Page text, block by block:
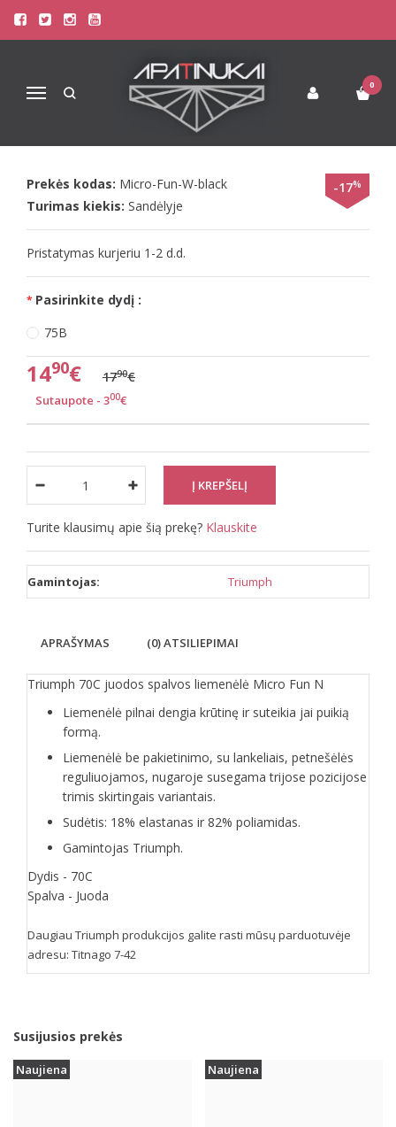
Navigacija
0
Pagrindinis Liemenėlės
Triumph Liemenėlės
TRIUMPH 70C JUODOS SPALVOS
LIEMENĖLĖ MICRO FUN N
-17%
Prekės kodas: Micro-Fun-W-black
Turimas kiekis: Sandėlyje
Pristatymas kurjeriu 1-2 d.d.
Pasirinkite dydį :
75B
1490€ 1790€
Sutaupote - 300€
Turite klausimų apie šią prekę? Klauskite
Gamintojas: Triumph
APRAŠYMAS (0) ATSILIEPIMAI
Triumph 70C juodos spalvos liemenėlė Micro Fun N
Liemenėlė pilnai dengia krūtinę ir suteikia jai puikią
formą.
Liemenėlė be pakietinimo, su lankeliais, petnešėlės
reguliuojamos, nugaroje susegama trijose pozicijose
trimis skirtingais variantais.
Sudėtis: 18% elastanas ir 82% poliamidas.
Gamintojas Triumph.
Dydis - 70C
Spalva - Juoda
Daugiau Triumph produkcijos galite rasti mūsų parduotuvėje
adresu: Titnago 7-42
Susijusios prekės
Naujiena Naujiena